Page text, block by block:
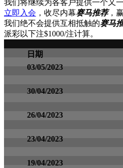
我们将继续为各客户提供一个又
立即入会 ，收尽内幕赛马推荐，
我们绝不会提供互相抵触的赛马
派彩以下注$1000/注计算。
日期
03/05/2023
30/04/2023
26/04/2023
23/04/2023
19/04/2023